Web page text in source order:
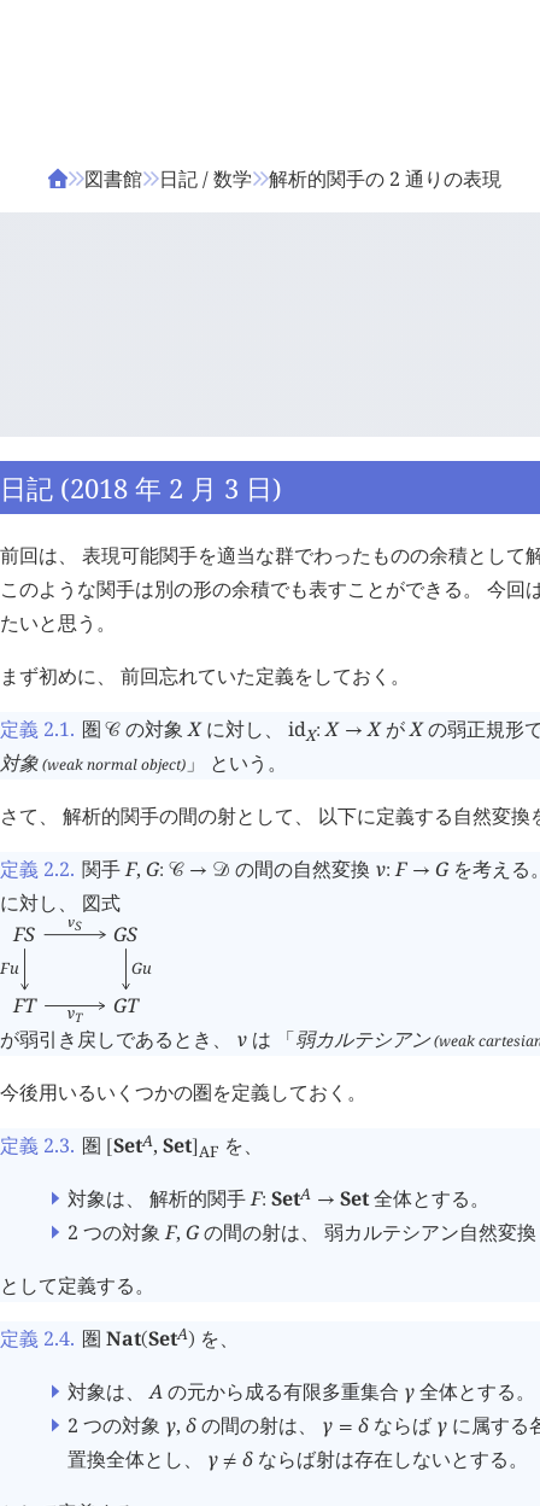
図書館 日記 / 数学 解析的関手の 2 通りの表現
日記 (2018 年 2 月 3 日)
前回は、 表現可能関手を適当な群でわったものの余積として
このような関手は別の形の余積でも表すことができる。 今回
たいと思う。
まず初めに、 前回忘れていた定義をしておく。
定義 2.1. 圏󰒚 の対象Xに対し、 idX: X → XがXの弱正規形
対象(weak normal object) 」 という。
さて、 解析的関手の間の射として、 以下に定義する自然変換
定義 2.2. 関手F, G: 󰒚 → 󰒛 の間の自然変換 ν: F → G を考える
に対し、 図式
FS GS
FT GT
νS
Fu
νT
Gu
が弱引き戻しであるとき、 ν は 「弱カルテシアン(weak
今後用いるいくつかの圏を定義しておく。
定義 2.3. 圏 SetA, Set] AF を、
対象は、 解析的関手F: SetA → Set全体とする。
2 つの対象F, Gの間の射は、 弱カルテシアン自然変
として定義する。
定義 2.4. 圏 Nat(SetA) を、
対象は、Aの元から成る有限多重集合 γ全体とする。
2 つの対象 γ, δの間の射は、 γ = δ ならば γ に属する
置換全体とし、 γ ≠ δならば射は存在しないとする。